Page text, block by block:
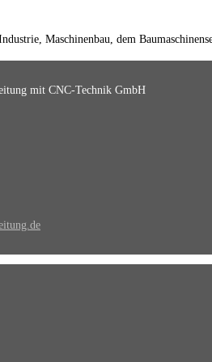
Maschinenbau, dem
mit CNC-Technik GmbH